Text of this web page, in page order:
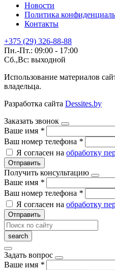
Новости
Политика
Контакты
+375 (29) 326-88-88
Пн.-Пт.: 09:00 - 17:00
Сб.,Вс: выходной
Использование материалов
владельца.
Разработка сайта Dessites.by
Заказать звонок
Ваше имя *
Ваш номер телефона *
Я согласен на обработку
Отправить
Получить консультацию
Ваше имя *
Ваш номер телефона *
Я согласен на обработку
Отправить
Задать вопрос
Ваше имя *